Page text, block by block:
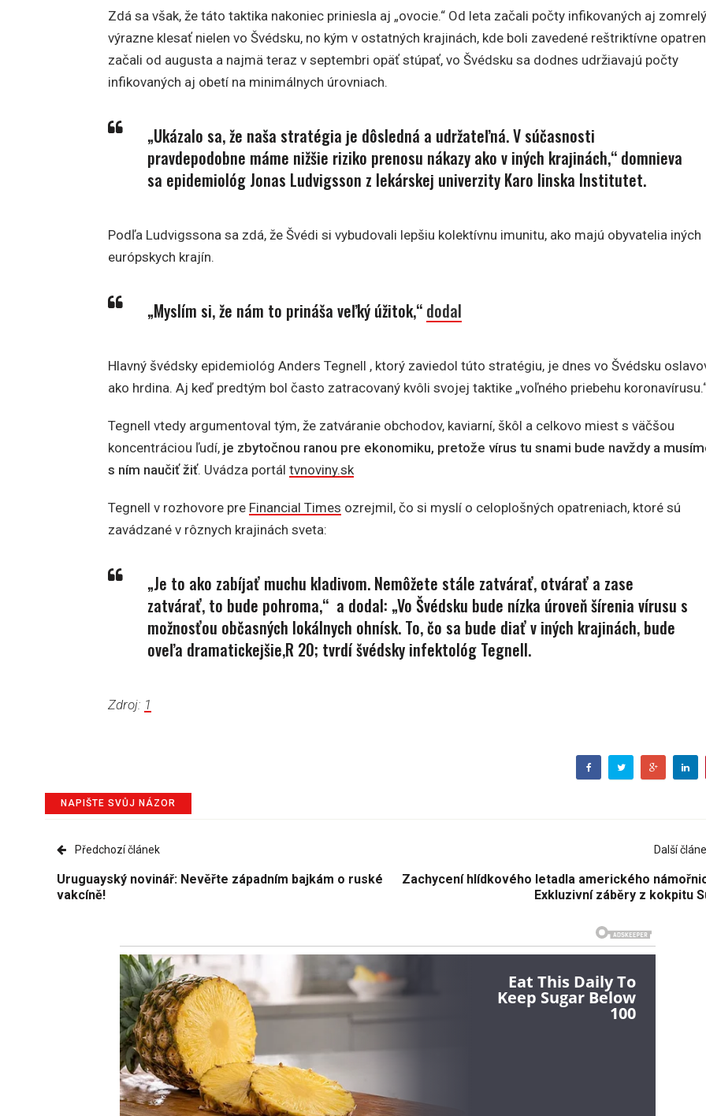
Zdá sa však, že táto taktika nakoniec priniesla aj „ovocie.“ Od leta začali počty infikovaných aj
výrazne klesať nielen vo Švédsku, no kým v ostatných krajinách, kde boli zavedené reštriktívne
začali od augusta a najmä teraz v septembri opäť stúpať, vo Švédsku sa dodnes udržiavajú počty
infikovaných aj obetí na minimálnych úrovniach.
„Ukázalo sa, že naša stratégia je dôsledná a udržateľná. V súčasnosti
pravdepodobne máme nižšie riziko prenosu nákazy ako v iných krajinách,“ domnieva
sa epidemiológ Jonas Ludvigsson z lekárskej univerzity Karo linska Institutet.
Podľa Ludvigssona sa zdá, že Švédi si vybudovali lepšiu kolektívnu imunitu, ako majú obyvatelia iných
európskych krajín.
„Myslím si, že nám to prináša veľký úžitok,“ dodal
Hlavný švédsky epidemiológ Anders Tegnell , ktorý zaviedol túto stratégiu, je dnes vo Švédsku
ako hrdina. Aj keď predtým bol často zatracovaný kvôli svojej taktike „voľného priebehu
Tegnell vtedy argumentoval tým, že zatváranie obchodov, kaviarní, škôl a celkovo miest s väčšou
koncentráciou ľudí, je zbytočnou ranou pre ekonomiku, pretože vírus tu snami bude navždy a
s ním naučiť žiť. Uvádza portál tvnoviny.sk
Tegnell v rozhovore pre Financial Times ozrejmil, čo si myslí o celoplošných opatreniach, ktoré sú
zavádzané v rôznych krajinách sveta:
„Je to ako zabíjať muchu kladivom. Nemôžete stále zatvárať, otvárať a zase
zatvárať, to bude pohroma,“ a dodal: „Vo Švédsku bude nízka úroveň šírenia vírusu s
možnosťou občasných lokálnych ohnísk. To, čo sa bude diať v iných krajinách, bude
oveľa dramatickejšie,R 20; tvrdí švédsky infektológ Tegnell.
Zdroj: 1
NAPIŠTE SVŮJ NÁZOR
Předchozí článek
Uruguayský novinář: Nevěřte západním bajkám o ruské
vakcíně!
Další
Zachycení hlídkového letadla amerického
Exkluzivní záběry z kokpitu